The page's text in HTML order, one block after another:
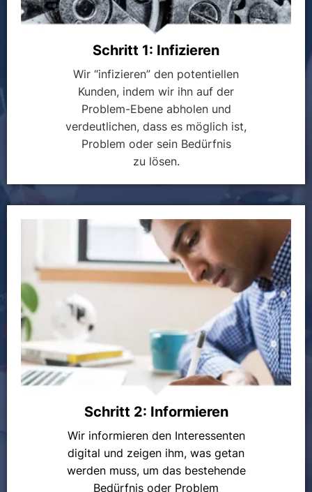
Schritt 1: Infizieren
Wir “infizieren” den potentiellen
Kunden, indem wir ihn auf der
Problem-Ebene abholen und
verdeutlichen, dass es möglich ist,
Problem oder sein Bedürfnis
zu lösen.
Schritt 2: Informieren
Wir informieren den Interessenten
digital und zeigen ihm, was getan
werden muss, um das bestehende
Bedürfnis oder Problem